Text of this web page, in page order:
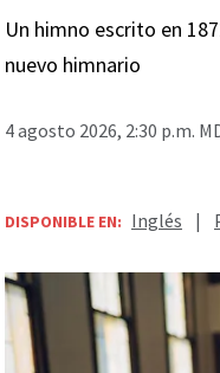
Un himno escrito en
nuevo himnario
4 agosto 2026, 2:30 p.m.
DISPONIBLE EN: Inglés |